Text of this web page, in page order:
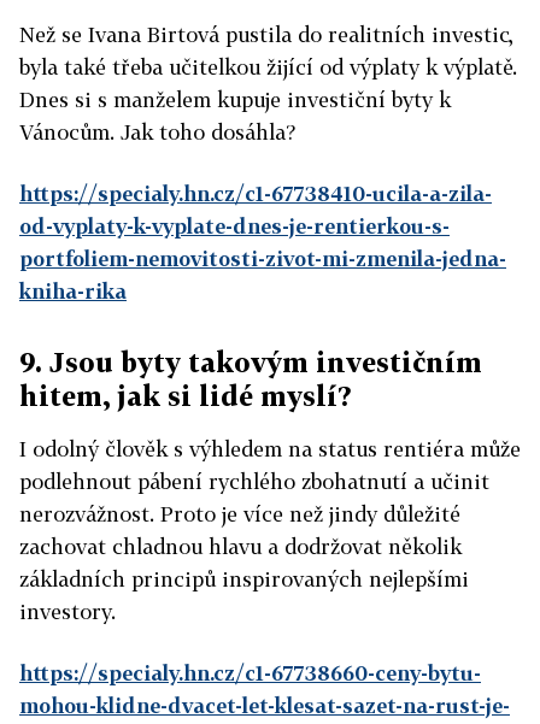
Než se Ivana Birtová pustila do realitních investic,
byla také třeba učitelkou žijící od výplaty k výplatě.
Dnes si s manželem kupuje investiční byty k
Vánocům. Jak toho dosáhla?
https://specialy.hn.cz/c1-67738410-ucila-a-zila-
od-vyplaty-k-vyplate-dnes-je-rentierkou-s-
portfoliem-nemovitosti-zivot-mi-zmenila-jedna-
kniha-rika
9. Jsou byty takovým investičním
hitem, jak si lidé myslí?
I odolný člověk s výhledem na status rentiéra může
podlehnout pábení rychlého zbohatnutí a učinit
nerozvážnost. Proto je více než jindy důležité
zachovat chladnou hlavu a dodržovat několik
základních principů inspirovaných nejlepšími
investory.
https://specialy.hn.cz/c1-67738660-ceny-bytu-
mohou-klidne-dvacet-let-klesat-sazet-na-rust-je-